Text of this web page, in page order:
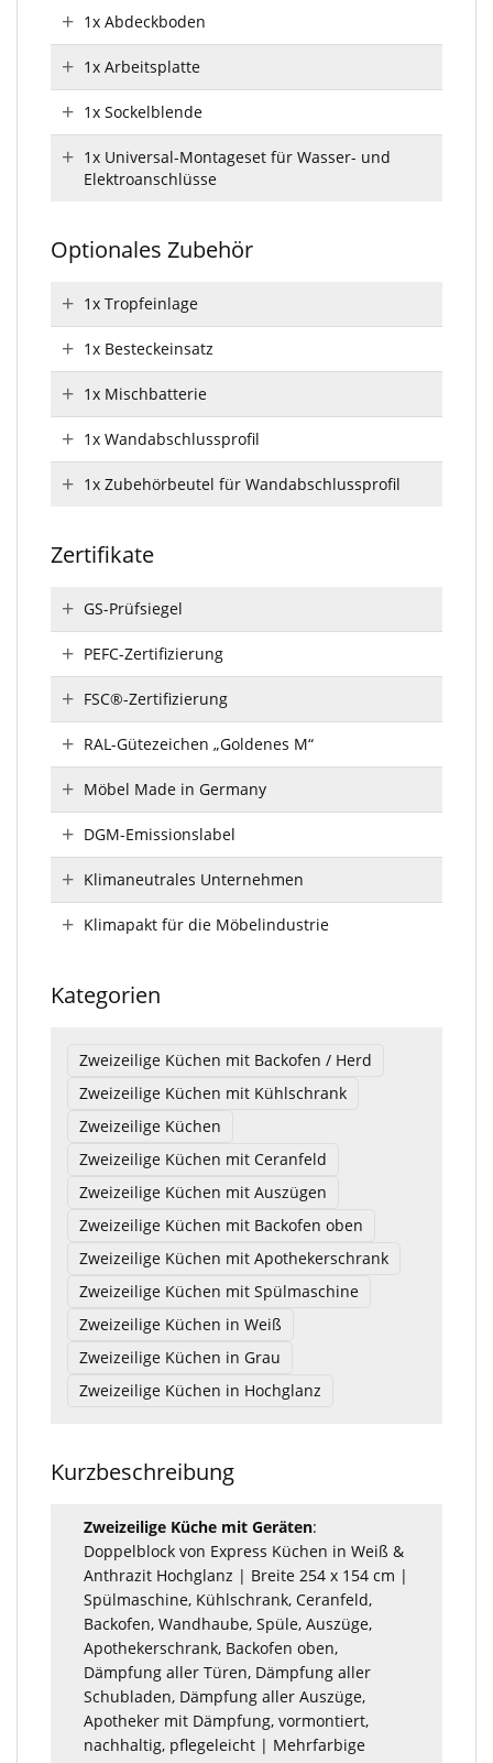
1x Abdeckboden
1x Arbeitsplatte
1x Sockelblende
1x Universal-Montageset für Wasser- und
Elektroanschlüsse
Optionales Zubehör
1x Tropfeinlage
1x Besteckeinsatz
1x Mischbatterie
1x Wandabschlussprofil
1x Zubehörbeutel für Wandabschlussprofil
Zertifikate
GS-Prüfsiegel
PEFC-Zertifizierung
FSC®-Zertifizierung
RAL-Gütezeichen „Goldenes M“
Möbel Made in Germany
DGM-Emissionslabel
Klimaneutrales Unternehmen
Klimapakt für die Möbelindustrie
Kategorien
Zweizeilige Küchen mit Backofen / Herd
Zweizeilige Küchen mit Kühlschrank
Zweizeilige Küchen
Zweizeilige Küchen mit Ceranfeld
Zweizeilige Küchen mit Auszügen
Zweizeilige Küchen mit Backofen oben
Zweizeilige Küchen mit Apothekerschrank
Zweizeilige Küchen mit Spülmaschine
Zweizeilige Küchen in Weiß
Zweizeilige Küchen in Grau
Zweizeilige Küchen in Hochglanz
Kurzbeschreibung
Zweizeilige Küche mit Geräten:
Doppelblock von Express Küchen in Weiß &
Anthrazit Hochglanz | Breite 254 x 154 cm |
Spülmaschine, Kühlschrank, Ceranfeld,
Backofen, Wandhaube, Spüle, Auszüge,
Apothekerschrank, Backofen oben,
Dämpfung aller Türen, Dämpfung aller
Schubladen, Dämpfung aller Auszüge,
Apotheker mit Dämpfung, vormontiert,
nachhaltig, pflegeleicht | Mehrfarbige